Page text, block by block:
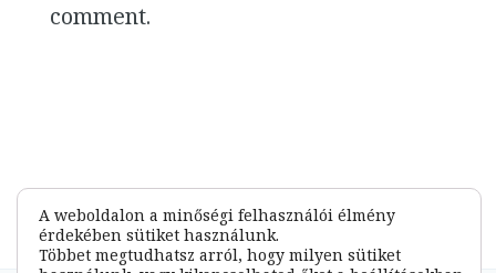
comment.
A weboldalon a minőségi felhasználói élmény
érdekében sütiket használunk.
Többet megtudhatsz arról, hogy milyen sütiket